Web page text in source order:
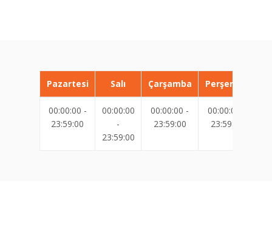
Pazartesi Salı Çarşamba Perşembe
00:00:00 -
23:59:00
00:00:00
-
23:59:00
00:00:00 -
23:59:00
00:00:00 -
23:59:00